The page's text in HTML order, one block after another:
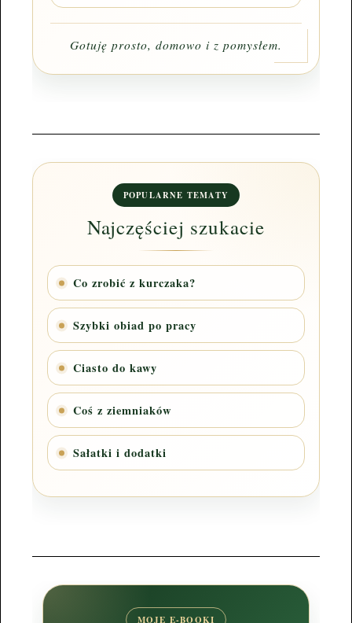
Gotuję prosto, domowo i z pomysłem.
POPULARNE TEMATY
Najczęściej szukacie
Co zrobić z kurczaka?
Szybki obiad po pracy
Ciasto do kawy
Coś z ziemniaków
Sałatki i dodatki
MOJE E-BOOKI